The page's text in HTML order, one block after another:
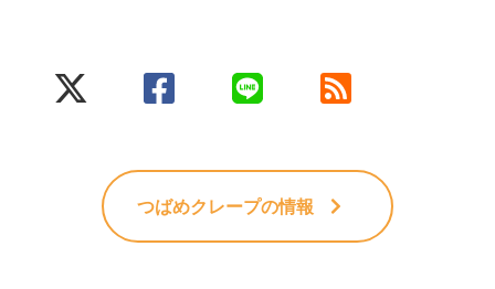
つばめクレープの情報